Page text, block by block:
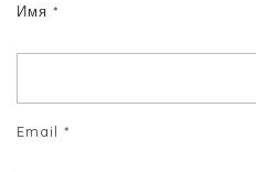
Имя *
Email *